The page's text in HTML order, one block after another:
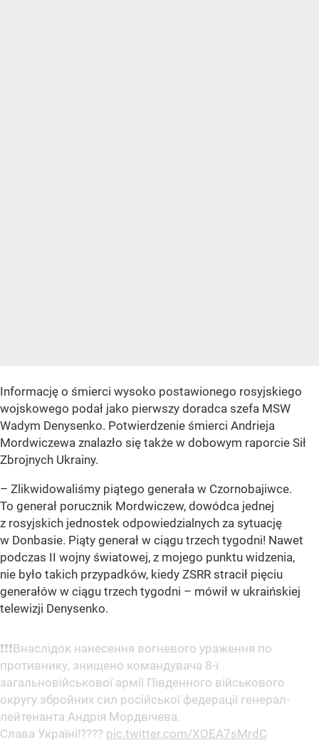
Informację o śmierci wysoko postawionego rosyjskiego
wojskowego podał jako pierwszy doradca szefa MSW
Wadym Denysenko. Potwierdzenie śmierci Andrieja
Mordwiczewa znalazło się także w dobowym raporcie Sił
Zbrojnych Ukrainy.
– Zlikwidowaliśmy piątego generała w Czornobajiwce.
To generał porucznik Mordwiczew, dowódca jednej
z rosyjskich jednostek odpowiedzialnych za sytuację
w Donbasie. Piąty generał w ciągu trzech tygodni! Nawet
podczas II wojny światowej, z mojego punktu widzenia,
nie było takich przypadków, kiedy ZSRR stracił pięciu
generałów w ciągu trzech tygodni – mówił w ukraińskiej
telewizji Denysenko.
❗❗❗Внаслідок нанесення вогневого ураження по
противнику, знищено командувача 8-ї
загальновійськової армії Південного військового
округу збройних сил російської федерації генерал-
лейтенанта Андрія Мордвічева.
Слава Україні!???? pic.twitter.com/XOEA7sMrdC